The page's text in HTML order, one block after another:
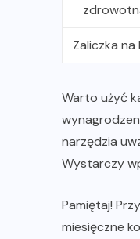
Zaliczka na
Warto użyć
narzędzia
Wystarczy
Pamiętaj!
miesięczne